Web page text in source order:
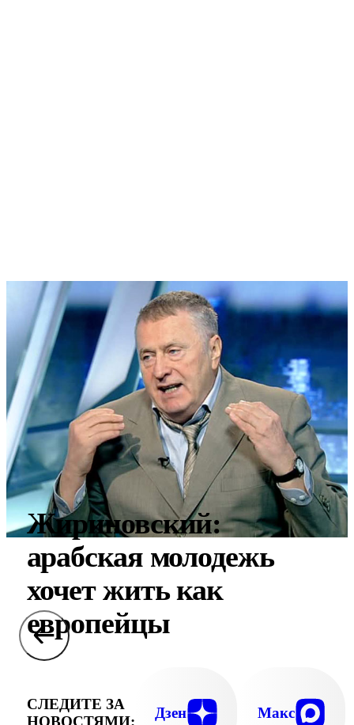
Жириновский:
арабская молодежь
хочет жить как
европейцы
СЛЕДИТЕ ЗА
НОВОСТЯМИ:
Дзен Макс